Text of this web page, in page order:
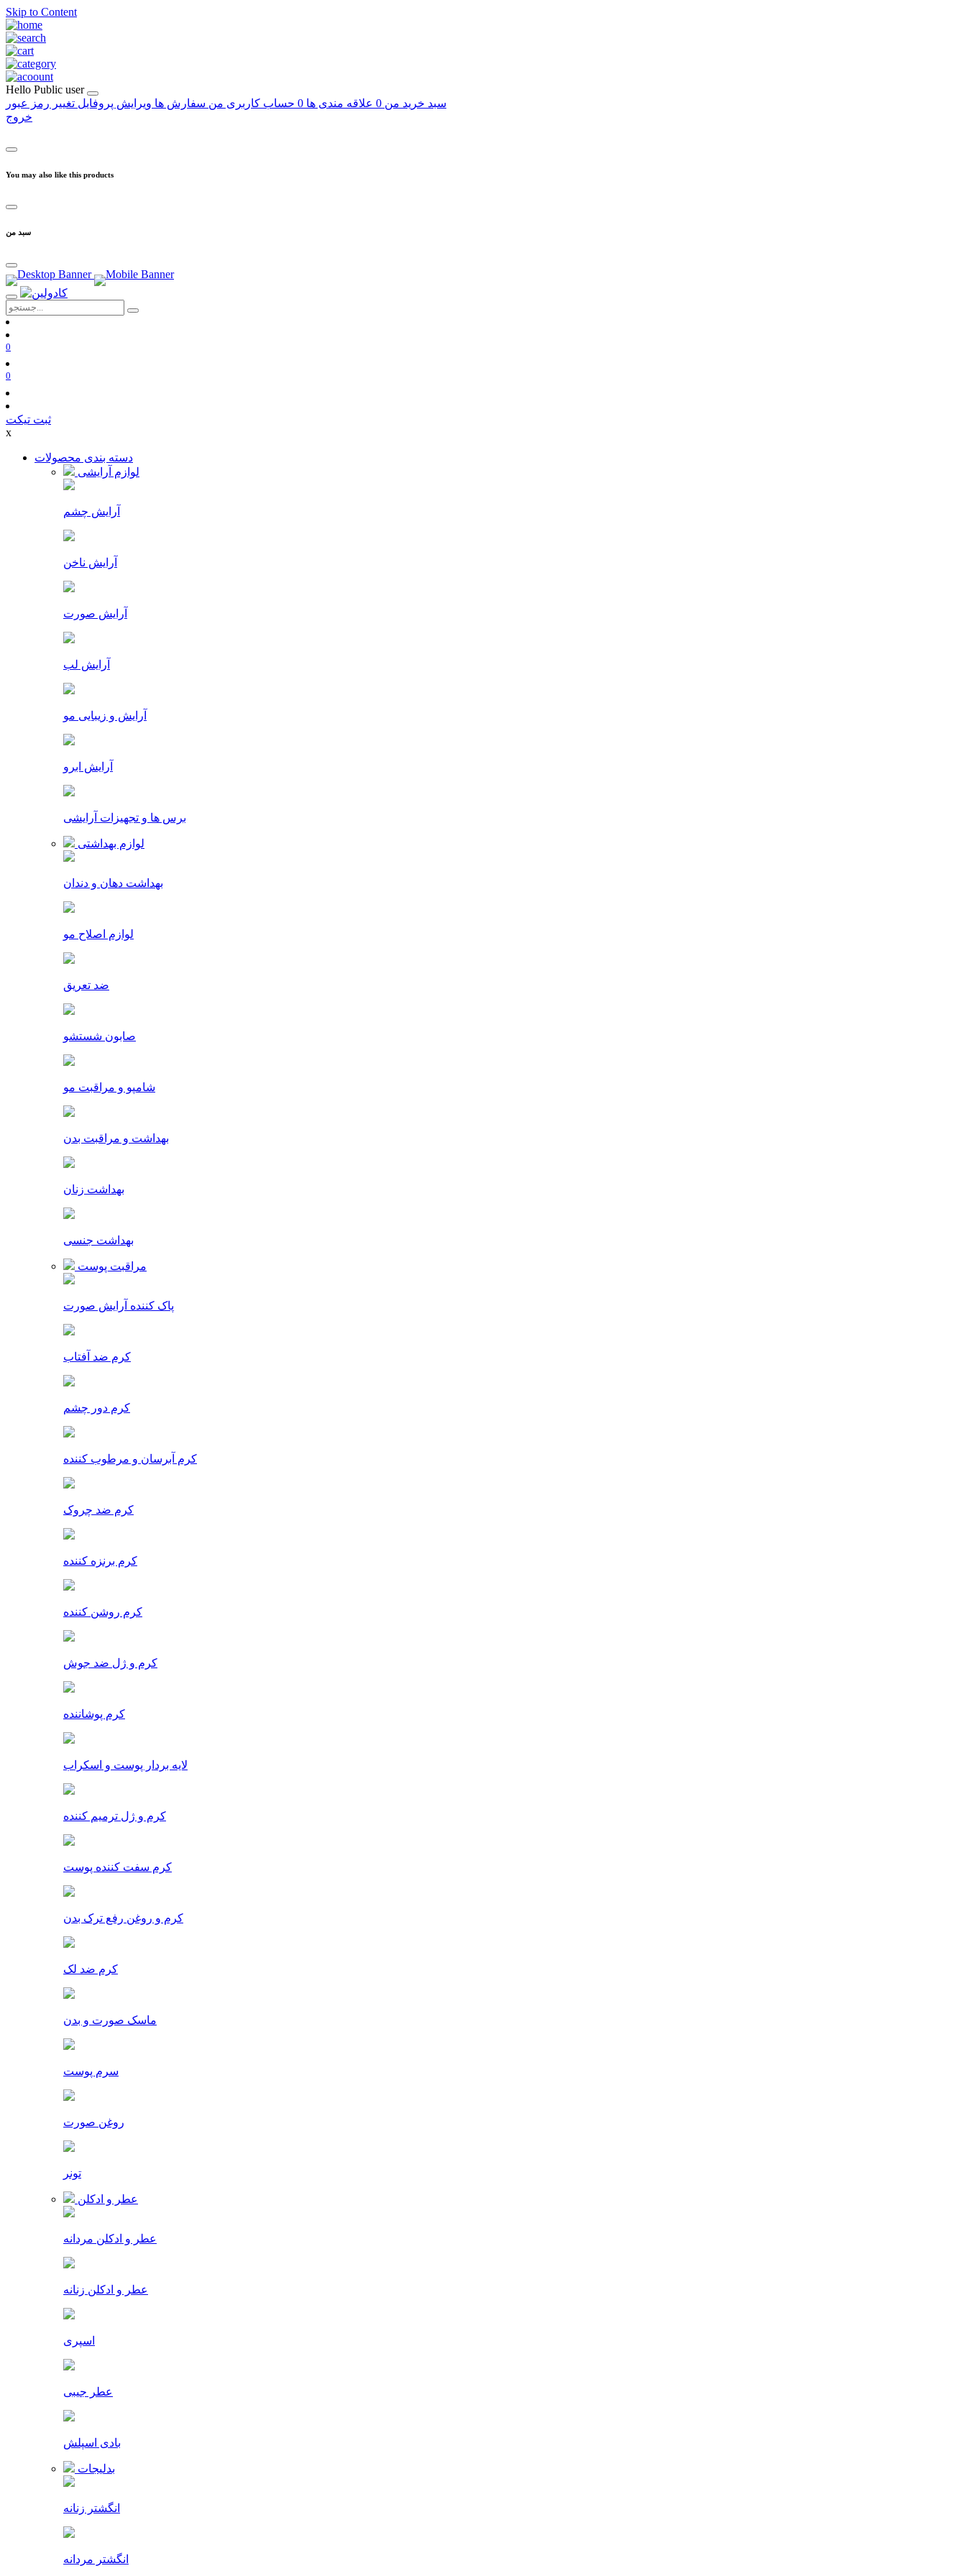
Skip to Content
Hello Public user
سبد خرید من 0 علاقه مندی ها 0 حساب کاربری من سفارش ها ویرایش پروفایل تغییر رمز عبور
خروج
You may also like this products
سبد من
0
0
ثبت تیکت
x
دسته بندی محصولات
لوازم آرایشی
آرایش چشم
آرایش ناخن
آرایش صورت
آرایش لب
آرایش و زیبایی مو
آرایش ابرو
برس ها و تجهیزات آرایشی
لوازم بهداشتی
بهداشت دهان و دندان
لوازم اصلاح مو
ضد تعریق
صابون شستشو
شامپو و مراقبت مو
بهداشت و مراقبت بدن
بهداشت زنان
بهداشت جنسی
مراقبت پوست
پاک کننده آرایش صورت
کرم ضد آفتاب
کرم دور چشم
کرم آبرسان و مرطوب کننده
کرم ضد چروک
کرم برنزه کننده
کرم روشن کننده
کرم و ژل ضد جوش
کرم پوشاننده
لایه بردار پوست و اسکراب
کرم و ژل ترمیم کننده
کرم سفت کننده پوست
کرم و روغن رفع ترک بدن
کرم ضد لک
ماسک صورت و بدن
سرم پوست
روغن صورت
تونر
عطر و ادکلن
عطر و ادکلن مردانه
عطر و ادکلن زنانه
اسپری
عطر جیبی
بادی اسپلش
بدلیجات
انگشتر زنانه
انگشتر مردانه